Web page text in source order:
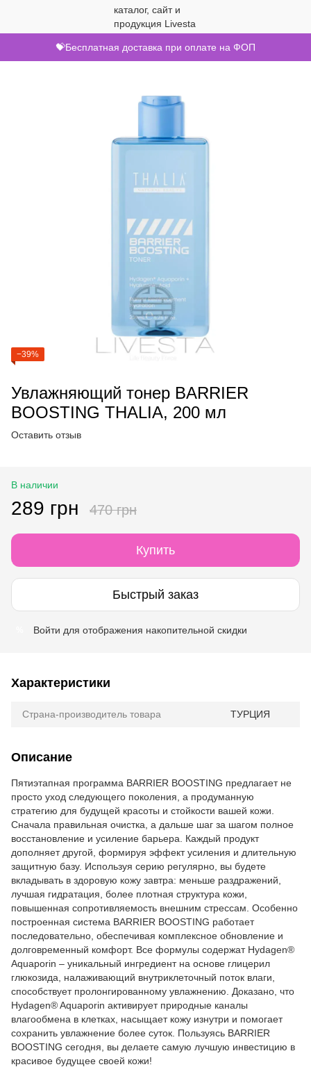
💝Бесплатная доставка при оплате на ФОП
−39%
Увлажняющий тонер BARRIER
BOOSTING THALIA, 200 мл
Оставить отзыв
В наличии
289 грн 470 грн
Купить
Быстрый заказ
Войти для отображения накопительной скидки
Характеристики
Страна-производитель товара ТУРЦИЯ
Описание
Пятиэтапная программа BARRIER BOOSTING предлагает не
просто уход следующего поколения, а продуманную
стратегию для будущей красоты и стойкости вашей кожи.
Сначала правильная очистка, а дальше шаг за шагом полное
восстановление и усиление барьера. Каждый продукт
дополняет другой, формируя эффект усиления и длительную
защитную базу. Используя серию регулярно, вы будете
вкладывать в здоровую кожу завтра: меньше раздражений,
лучшая гидратация, более плотная структура кожи,
повышенная сопротивляемость внешним стрессам. Особенно
построенная система BARRIER BOOSTING работает
последовательно, обеспечивая комплексное обновление и
долговременный комфорт. Все формулы содержат Hydagen®
Aquaporin – уникальный ингредиент на основе глицерил
глюкозида, налаживающий внутриклеточный поток влаги,
способствует пролонгированному увлажнению. Доказано, что
Hydagen® Aquaporin активирует природные каналы
влагообмена в клетках, насыщает кожу изнутри и помогает
сохранить увлажнение более суток. Пользуясь BARRIER
BOOSTING сегодня, вы делаете самую лучшую инвестицию в
красивое будущее своей кожи!